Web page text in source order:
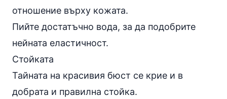
отношение върху кожата.
Пийте достатъчно вода, за да подобрите
нейната еластичност.
Стойката
Тайната на красивия бюст се крие и в
добрата и правилна стойка.